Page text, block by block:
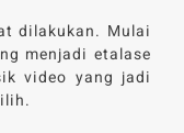
dilakukan. Mulai
menjadi etalase
video yang jadi